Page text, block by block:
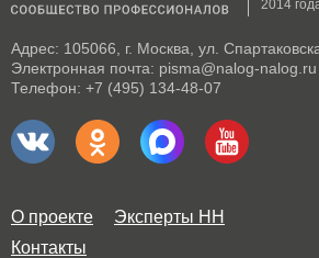
2014
Адрес: 105066, г. Москва, ул.
Электронная почта: pisma@nalog-nalog.ru
Телефон: +7 (495) 134-48-07
О проекте
Эксперты НН
Контакты